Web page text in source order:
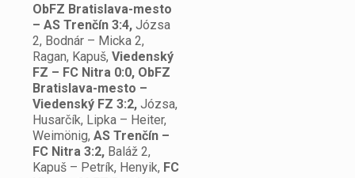
ObFZ Bratislava-mesto
– AS Trenčín 3:4, Józsa
2, Bodnár – Micka 2,
Ragan, Kapuš, Viedenský
FZ – FC Nitra 0:0, ObFZ
Bratislava-mesto –
Viedenský FZ 3:2, Józsa,
Husarčík, Lipka – Heiter,
Weimönig, AS Trenčín –
FC Nitra 3:2, Baláž 2,
Kapuš – Petrík, Henyik, FC